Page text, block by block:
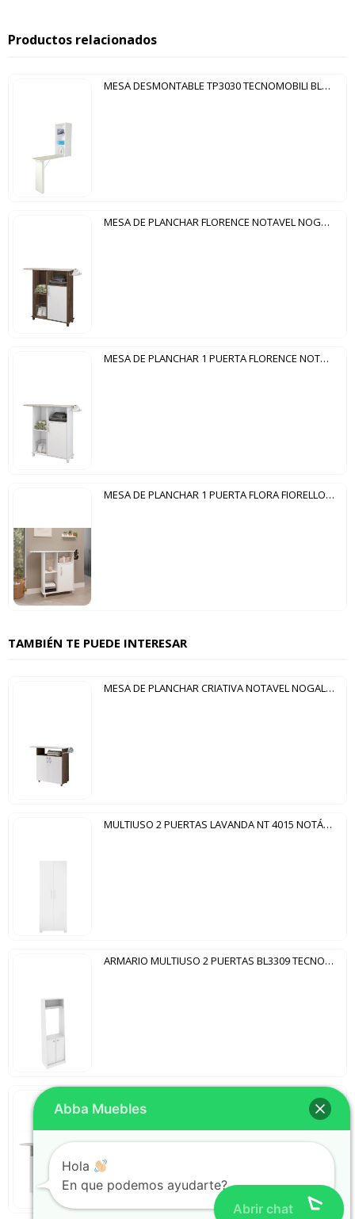
Productos relacionados
MESA DESMONTABLE TP3030 TECNOMOBILI BLANCO
MESA DE PLANCHAR FLORENCE NOTAVEL NOGAL TREND | BLANCO
MESA DE PLANCHAR 1 PUERTA FLORENCE NOTAVEL BRANCO NEW
MESA DE PLANCHAR 1 PUERTA FLORA FIORELLO BLANCO
TAMBIÉN TE PUEDE INTERESAR
MESA DE PLANCHAR CRIATIVA NOTAVEL NOGAL TREND BLANCO
MULTIUSO 2 PUERTAS LAVANDA NT 4015 NOTÁVEL BLANCO
ARMARIO MULTIUSO 2 PUERTAS BL3309 TECNOMOBILI BLANCO
MESA DE PLANCHAR 2 PUERTAS CRIATIVA NOTAVEL BLANCO
Abrir chat
Abba Muebles
Hola
En que podemos ayudarte?